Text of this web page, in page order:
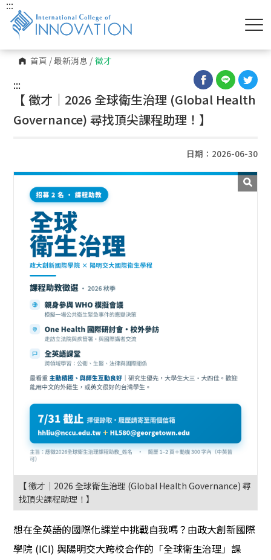
首頁 /最新消息 / 徵才
:::
:::
【 徵才｜2026 全球衛生治理 (Global Health
Governance) 尋找頂尖課程助理！】
日期：2026-06-30
【 徵才｜2026 全球衛生治理 (Global Health Governance) 尋
找頂尖課程助理！】
想在全英語的國際化課堂中挑戰自我嗎？由政大創新國際
學院 (ICI) 與陽明交大跨校合作的「全球衛生治理」課